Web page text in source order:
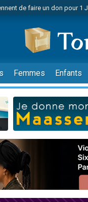
de faire un don pour 1
de nous rejoindre sur
pour étudier en groupe sur
de faire un don pour
son Maasser
de nous rejoindre sur
de nous rejoindre sur
de faire un don pour 5
son Maasser
de nous rejoindre sur
de demander une
dans Torah-Box Music
Femmes Enfants